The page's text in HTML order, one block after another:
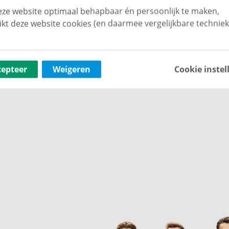
de middag- en avondzon kunt genieten. Aan
een kop koffie in de ochtendzon.
website optimaal behapbaar én persoonlijk te maken,
deze website cookies (en daarmee vergelijkbare
Weigeren Cookie